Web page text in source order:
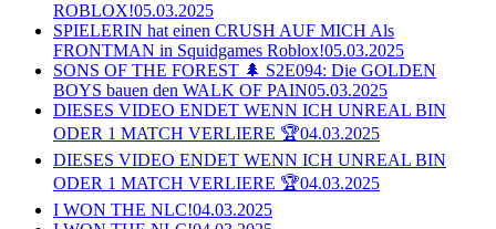
ROBLOX!05.03.2025
SPIELERIN hat einen CRUSH AUF MICH Als
FRONTMAN in Squidgames Roblox!05.03.2025
SONS OF THE FOREST 🌲 S2E094: Die GOLDEN
BOYS bauen den WALK OF PAIN05.03.2025
DIESES VIDEO ENDET WENN ICH UNREAL BIN
ODER 1 MATCH VERLIERE 🏆04.03.2025
DIESES VIDEO ENDET WENN ICH UNREAL BIN
ODER 1 MATCH VERLIERE 🏆04.03.2025
I WON THE NLC!04.03.2025